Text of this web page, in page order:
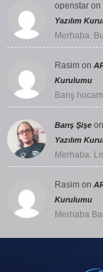
openstar on
Yazılım
Merhaba.
Rasim on
Kurulumu
Barış
Barış Şişe on
Yazılım
Merhaba.
Rasim on
Kurulumu
Merhaba